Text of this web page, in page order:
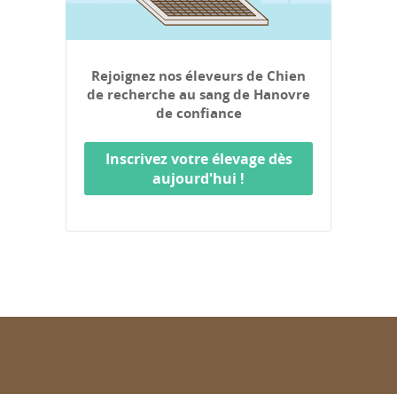
Rejoignez nos éleveurs de Chien
de recherche au sang de Hanovre
de confiance
Inscrivez votre élevage dès
aujourd'hui !